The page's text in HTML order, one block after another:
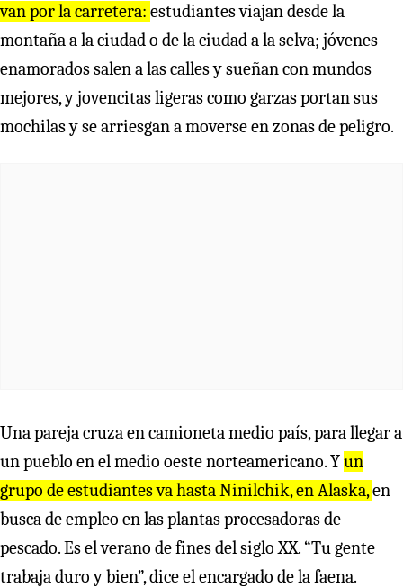
van por la carretera: estudiantes viajan desde la
montaña a la ciudad o de la ciudad a la selva; jóvenes
enamorados salen a las calles y sueñan con mundos
mejores, y jovencitas ligeras como garzas portan sus
mochilas y se arriesgan a moverse en zonas de peligro.
Una pareja cruza en camioneta medio país, para llegar a
un pueblo en el medio oeste norteamericano. Yun
grupo de estudiantes va hasta Ninilchik, en Alaska,en
busca de empleo en las plantas procesadoras de
pescado. Es el verano de fines del siglo XX. “Tu gente
trabaja duro y bien”, dice el encargado de la faena.